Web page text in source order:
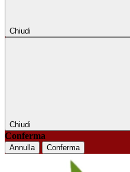
Chiudi
Chiudi
Conferma
Annulla Conferma